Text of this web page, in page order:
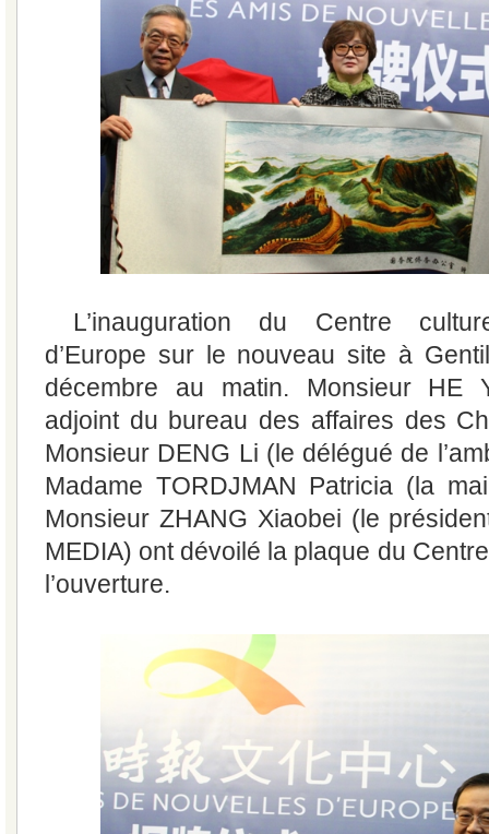
L’inauguration du Centre
d’Europe sur le nouveau site à
décembre au matin. Monsieur HE
adjoint du bureau des affaires des
Monsieur DENG Li (le délégué de
Madame TORDJMAN Patricia (la
Monsieur ZHANG Xiaobei (le
MEDIA) ont dévoilé la plaque du
l’ouverture.